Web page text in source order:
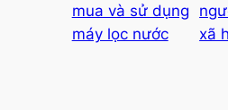
mua và sử dụng
máy lọc nước
xã